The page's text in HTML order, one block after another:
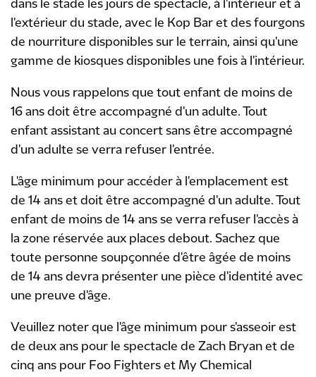
dans le stade les jours de spectacle, à l'intérieur et à
l'extérieur du stade, avec le Kop Bar et des fourgons
de nourriture disponibles sur le terrain, ainsi qu'une
gamme de kiosques disponibles une fois à l'intérieur.
Nous vous rappelons que tout enfant de moins de
16 ans doit être accompagné d'un adulte. Tout
enfant assistant au concert sans être accompagné
d'un adulte se verra refuser l'entrée.
L'âge minimum pour accéder à l'emplacement est
de 14 ans et doit être accompagné d'un adulte. Tout
enfant de moins de 14 ans se verra refuser l'accès à
la zone réservée aux places debout. Sachez que
toute personne soupçonnée d'être âgée de moins
de 14 ans devra présenter une pièce d'identité avec
une preuve d'âge.
Veuillez noter que l'âge minimum pour s'asseoir est
de deux ans pour le spectacle de Zach Bryan et de
cinq ans pour Foo Fighters et My Chemical